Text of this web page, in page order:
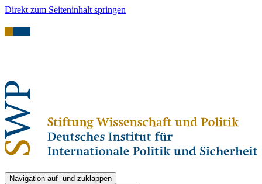
Direkt zum Seiteninhalt springen
Navigation auf- und zuklappen